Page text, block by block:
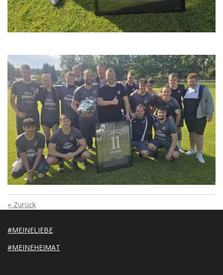
« Zurück
#MEINELIEBE
#MEINEHEIMAT